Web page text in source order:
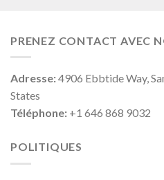
PRENEZ CONTACT AVEC
Adresse:4906 Ebbtide Way,
States
Téléphone: +1 646 868 9032
POLITIQUES